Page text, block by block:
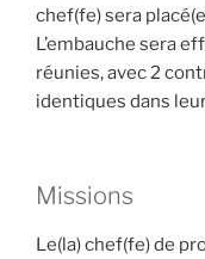
chef(fe) sera
L’embauche sera
réunies, avec 2
identiques dans
Missions
Le(la) chef(fe) de